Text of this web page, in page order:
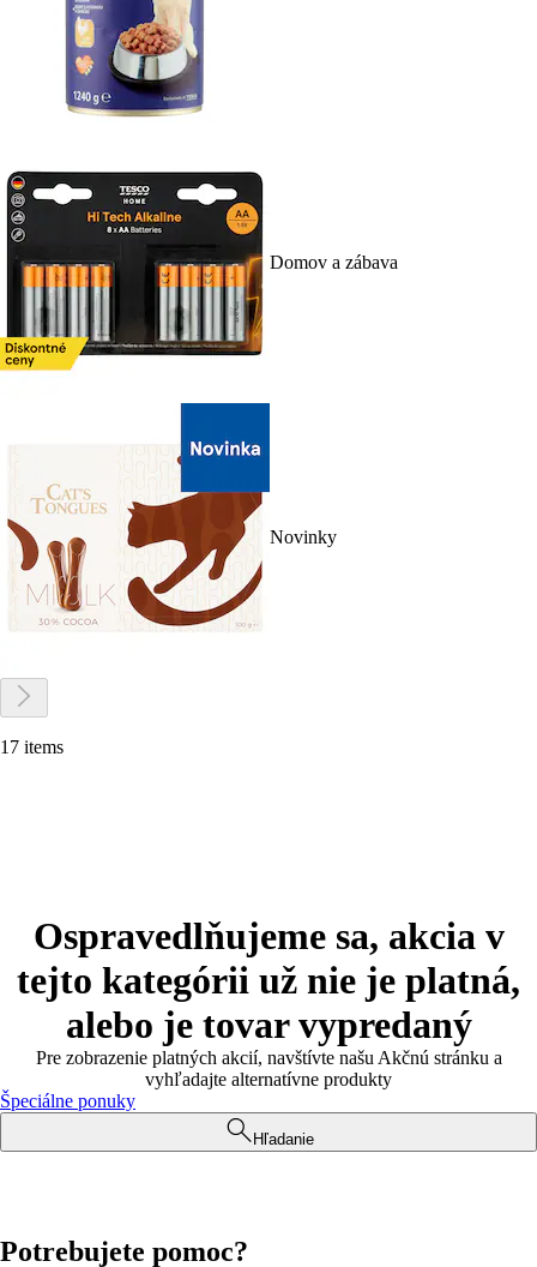
Domov a zábava
Novinky
17 items
Ospravedlňujeme sa, akcia v
tejto kategórii už nie je platná,
alebo je tovar vypredaný
Pre zobrazenie platných akcií, navštívte našu Akčnú stránku a
vyhľadajte alternatívne produkty
Špeciálne ponuky
Hľadanie
Potrebujete pomoc?